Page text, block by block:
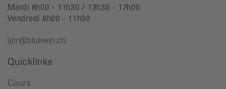
Mardi 8h00 - 11h30 / 13h30 - 17h00
Vendredi 8h00 - 11h30
ljcr@bluewin.ch
Quicklinks
Cours